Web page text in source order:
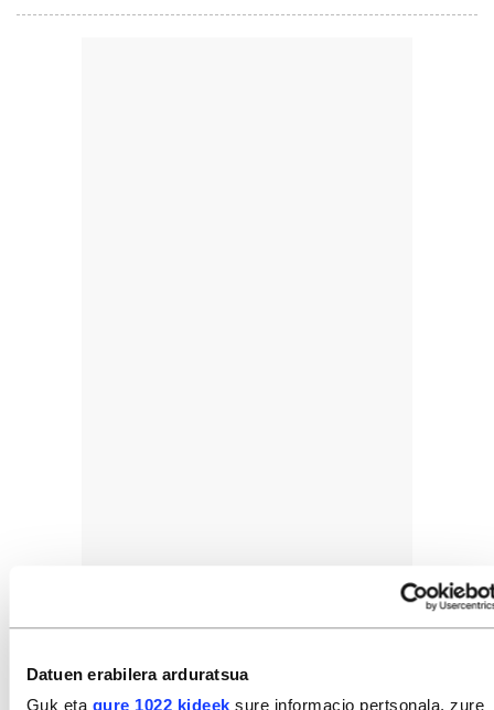
Datuen erabilera arduratsua
Guk eta gure 1022 kideek sure informacio pertsonala, zure